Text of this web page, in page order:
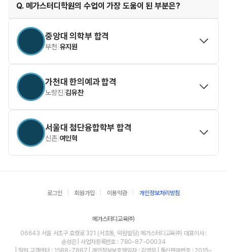
중앙대 의학부 합격
부천 유지원
가천대 한의예과 합격
노량진 |김유찬
서울대 첨단융합학부 합격
신촌| 여인혁
Q. 메가스터디학원의 수업이 가장 도움이 된 부분은?
로그인 회원가입 이용약관 개인정보처리방침
메가스터디교육㈜
06643 서울 서초구 효령로 321 (서초동, 덕원빌딩) 메가스터디교육㈜ 대표이사 :
손성은 | 사업자등록번호 : 780-87-00034
| 학원 고객센터 : 1588-7887 | 개인정보보호책임자 : 김영무 | 통신판매번호 : 2015-